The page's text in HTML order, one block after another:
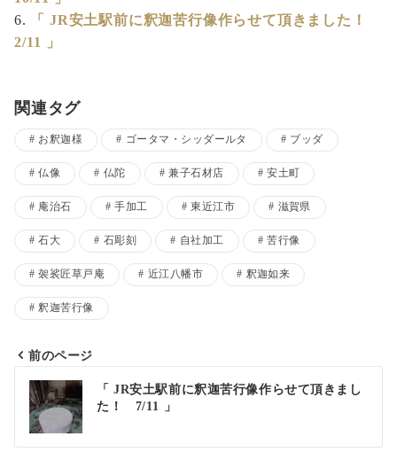
「 JR安土駅前に釈迦苦行像作らせて頂きました！
2/11 」
関連タグ
お釈迦様 ゴータマ・シッダールタ ブッダ
仏像 仏陀 兼子石材店 安土町
庵治石 手加工 東近江市 滋賀県
石大 石彫刻 自社加工 苦行像
袈裟匠草戸庵 近江八幡市 釈迦如来
釈迦苦行像
投
稿
ナ
前のページ
「 JR安土駅前に釈迦苦行像作らせて頂きまし
た！ 7/11 」